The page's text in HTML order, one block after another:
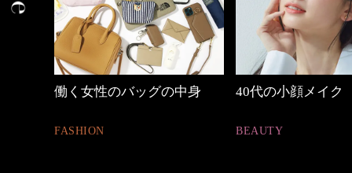
40代の小顔メイク
BEAUTY
優木まおみさん「